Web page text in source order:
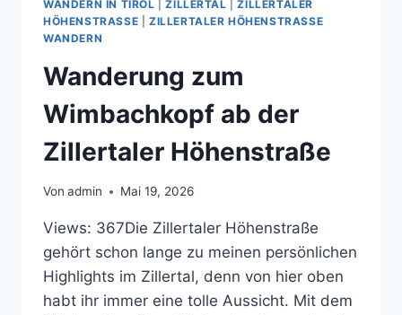
WANDERN IN TIROL |ZILLERTAL |ZILLERTALER
HÖHENSTRASSE
ZILLERTALER HÖHENSTRASSE W
ANDERN
Wanderung zum
Wimbachkopf ab der
Zillertaler Höhenstraße
Von admin Mai 19, 2026
Views: 367Die Zillertaler Höhenstraße
gehört schon lange zu meinen persönlichen
Highlights im Zillertal, denn von hier oben
habt ihr immer eine tolle Aussicht. Mit dem